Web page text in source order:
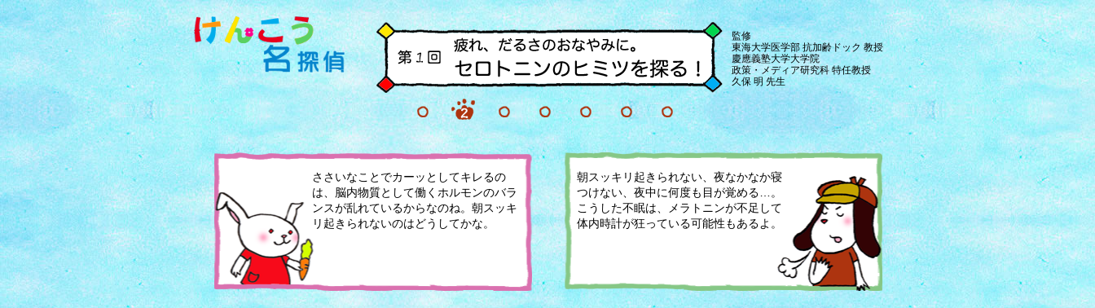
監修
東海大学医学部 抗加齢ドック 教授
慶應義塾大学大学院
政策・メディア研究科 特任教授
久保 明 先生
ささいなことでカーッとしてキレるの
は、脳内物質として働くホルモンのバラ
ンスが乱れているからなのね。朝スッキ
リ起きられないのはどうしてかな。
朝スッキリ起きられない、夜なかなか寝
つけない、夜中に何度も目が覚める…。
こうした不眠は、メラトニンが不足して
体内時計が狂っている可能性もあるよ。